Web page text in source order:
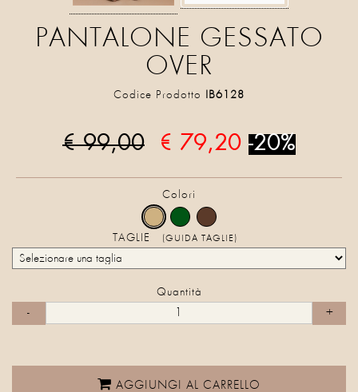
PANTALONE GESSATO
OVER
Codice Prodotto IB6128
€ 99,00 € 79,20 -20%
Colori
TAGLIE (GUIDA TAGLIE)
Quantità
AGGIUNGI AL CARRELLO